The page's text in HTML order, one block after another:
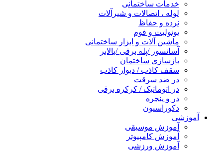
خدمات ساختمانی
لوله ، اتصالات و شیرآلات
نرده و حفاظ
یونولیت و فوم
ماشین آلات و ابزار ساختمانی
آسانسور /پله برقی /بالابر
بازسازی ساختمان
سقف کاذب / دیوار کاذب
در ضد سرقت
در اتوماتیک / کرکره برقی
در و پنجره
دکوراسیون
آموزشی
آموزش موسیقی
آموزش کامپیوتر
آموزش ورزشی